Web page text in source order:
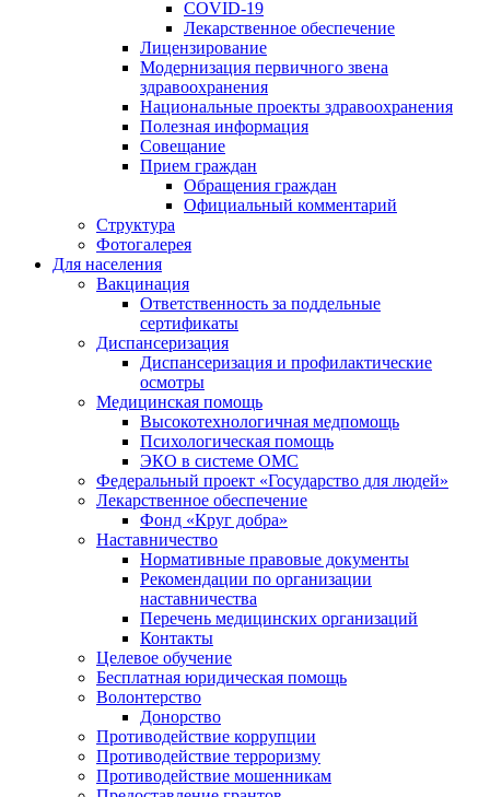
COVID-19
Лекарственное обеспечение
Лицензирование
Модернизация первичного звена
здравоохранения
Национальные проекты здравоохранения
Полезная информация
Совещание
Прием граждан
Обращения граждан
Официальный комментарий
Структура
Фотогалерея
Для населения
Вакцинация
Ответственность за поддельные
сертификаты
Диспансеризация
Диспансеризация и профилактические
осмотры
Медицинская помощь
Высокотехнологичная медпомощь
Психологическая помощь
ЭКО в системе ОМС
Федеральный проект «Государство для людей»
Лекарственное обеспечение
Фонд «Круг добра»
Наставничество
Нормативные правовые документы
Рекомендации по организации
наставничества
Перечень медицинских организаций
Контакты
Целевое обучение
Бесплатная юридическая помощь
Волонтерство
Донорство
Противодействие коррупции
Противодействие терроризму
Противодействие мошенникам